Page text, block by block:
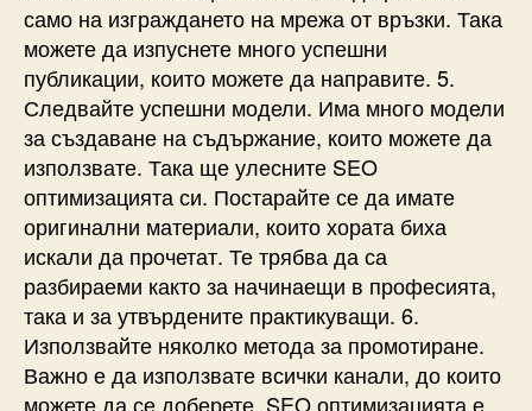
само на изграждането на мрежа от връзки. Така
можете да изпуснете много успешни
публикации, които можете да направите. 5.
Следвайте успешни модели. Има много модели
за създаване на съдържание, които можете да
използвате. Така ще улесните SEO
оптимизацията си. Постарайте се да имате
оригинални материали, които хората биха
искали да прочетат. Те трябва да са
разбираеми както за начинаещи в професията,
така и за утвърдените практикуващи. 6.
Използвайте няколко метода за промотиране.
Важно е да използвате всички канали, до които
можете да се доберете. SEO оптимизацията е